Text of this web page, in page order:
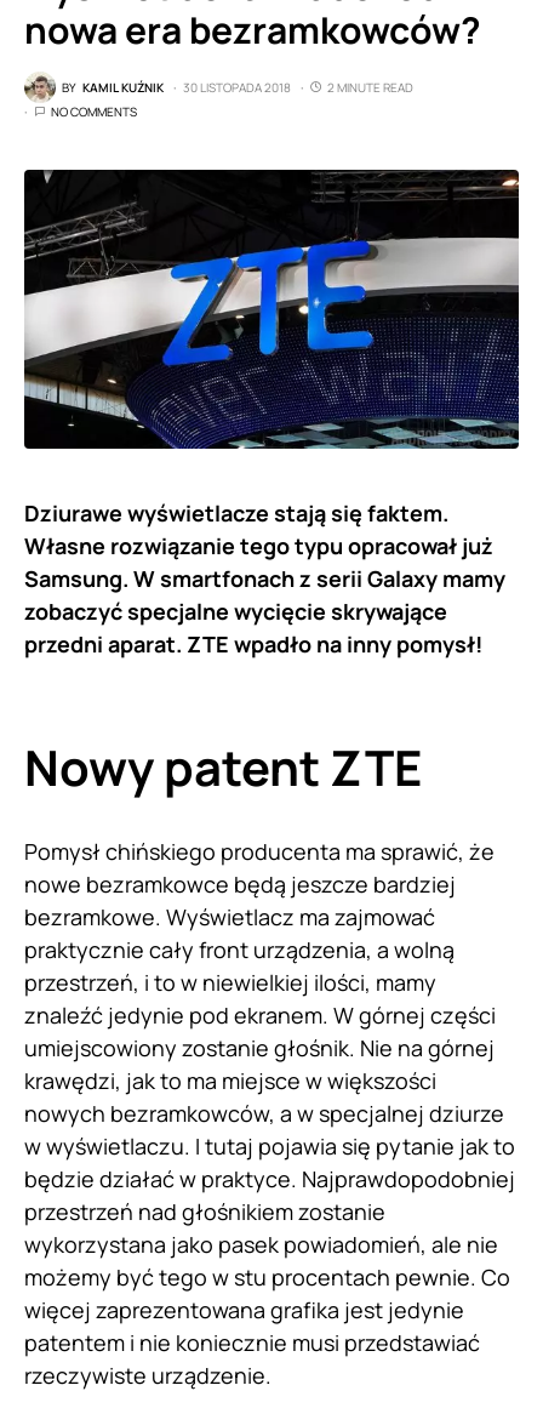
nowa era bezramkowców?
BY KAMIL KUŹNIK 30 LISTOPADA 2018
2 MINUTE READ
NO COMMENTS
Dziurawe wyświetlacze stają się faktem.
Własne rozwiązanie tego typu opracował już
Samsung. W smartfonach z serii Galaxy mamy
zobaczyć specjalne wycięcie skrywające
przedni aparat. ZTE wpadło na inny pomysł!
Nowy patent ZTE
Pomysł chińskiego producenta ma sprawić, że
nowe bezramkowce będą jeszcze bardziej
bezramkowe. Wyświetlacz ma zajmować
praktycznie cały front urządzenia, a wolną
przestrzeń, i to w niewielkiej ilości, mamy
znaleźć jedynie pod ekranem. W górnej części
umiejscowiony zostanie głośnik. Nie na górnej
krawędzi, jak to ma miejsce w większości
nowych bezramkowców, a w specjalnej dziurze
w wyświetlaczu. I tutaj pojawia się pytanie jak to
będzie działać w praktyce. Najprawdopodobniej
przestrzeń nad głośnikiem zostanie
wykorzystana jako pasek powiadomień, ale nie
możemy być tego w stu procentach pewnie. Co
więcej zaprezentowana grafika jest jedynie
patentem i nie koniecznie musi przedstawiać
rzeczywiste urządzenie.